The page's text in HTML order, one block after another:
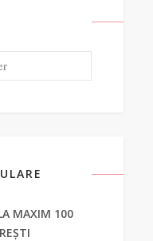
MAXIM 100